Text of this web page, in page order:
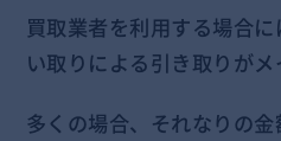
買取業者を利用する場合
い取りによる引き取りがメ
多くの場合、それなりの